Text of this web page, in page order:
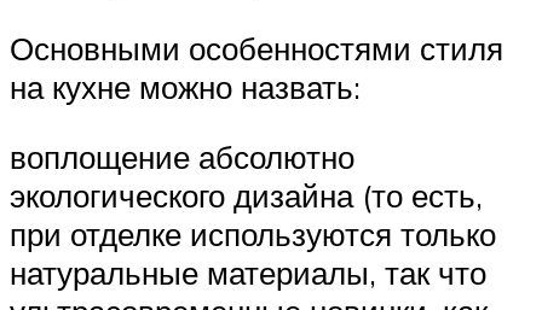
Основными особенностями стиля
на кухне можно назвать:
воплощение абсолютно
экологического дизайна (то есть,
при отделке используются только
натуральные материалы, так что